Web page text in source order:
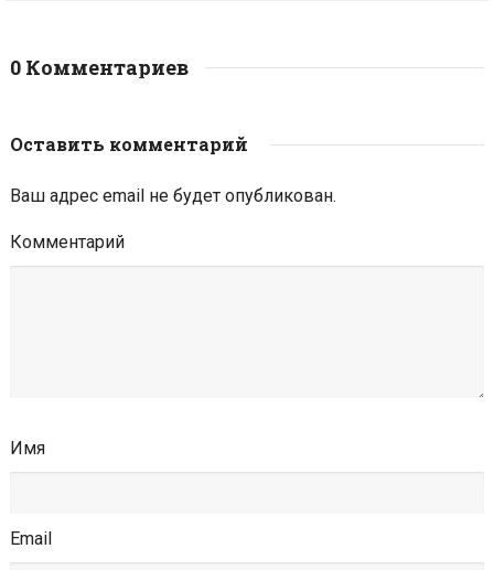
0 Комментариев
Оставить комментарий
Ваш адрес email не будет опубликован.
Комментарий
Имя
Email